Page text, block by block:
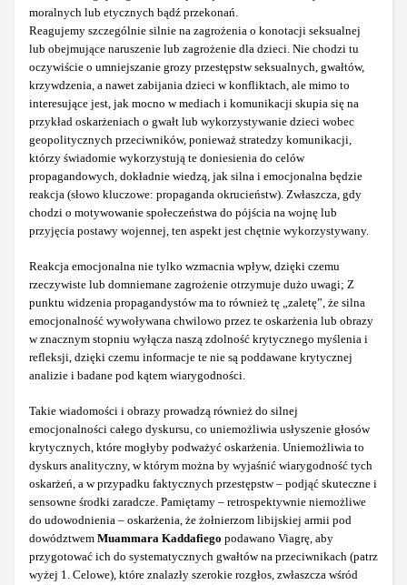
moralnych lub etycznych bądź przekonań.
Reagujemy szczególnie silnie na zagrożenia o konotacji seksualnej
lub obejmujące naruszenie lub zagrożenie dla dzieci. Nie chodzi tu
oczywiście o umniejszanie grozy przestępstw seksualnych, gwałtów,
krzywdzenia, a nawet zabijania dzieci w konfliktach, ale mimo to
interesujące jest, jak mocno w mediach i komunikacji skupia się na
przykład oskarżeniach o gwałt lub wykorzystywanie dzieci wobec
geopolitycznych przeciwników, ponieważ stratedzy komunikacji,
którzy świadomie wykorzystują te doniesienia do celów
propagandowych, dokładnie wiedzą, jak silna i emocjonalna będzie
reakcja (słowo kluczowe: propaganda okrucieństw). Zwłaszcza, gdy
chodzi o motywowanie społeczeństwa do pójścia na wojnę lub
przyjęcia postawy wojennej, ten aspekt jest chętnie wykorzystywany.
Reakcja emocjonalna nie tylko wzmacnia wpływ, dzięki czemu
rzeczywiste lub domniemane zagrożenie otrzymuje dużo uwagi; Z
punktu widzenia propagandystów ma to również tę „zaletę”, że silna
emocjonalność wywoływana chwilowo przez te oskarżenia lub obrazy
w znacznym stopniu wyłącza naszą zdolność krytycznego myślenia i
refleksji, dzięki czemu informacje te nie są poddawane krytycznej
analizie i badane pod kątem wiarygodności.
Takie wiadomości i obrazy prowadzą również do silnej
emocjonalności całego dyskursu, co uniemożliwia usłyszenie głosów
krytycznych, które mogłyby podważyć oskarżenia. Uniemożliwia to
dyskurs analityczny, w którym można by wyjaśnić wiarygodność tych
oskarżeń, a w przypadku faktycznych przestępstw – podjąć skuteczne i
sensowne środki zaradcze. Pamiętamy – retrospektywnie niemożliwe
do udowodnienia – oskarżenia, że żołnierzom libijskiej armii pod
dowództwem Muammara Kaddafiego podawano Viagrę, aby
przygotować ich do systematycznych gwałtów na przeciwnikach (patrz
wyżej 1. Celowe), które znalazły szerokie rozgłos, zwłaszcza wśród